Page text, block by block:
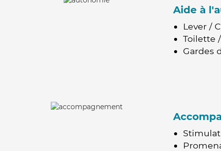
Aide à
Lever /
Toilette
Gardes